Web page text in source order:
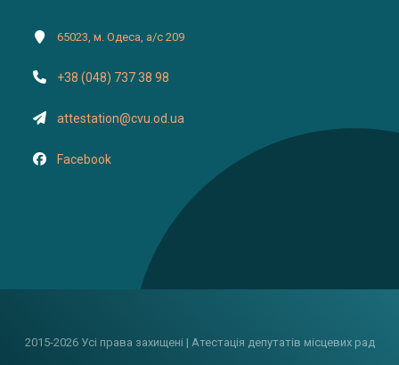
65023, м. Одеса, а/с 209
+38 (048) 737 38 98
attestation@cvu.od.ua
Facebook
2015-2026 Усі права захищені | Атестація депутатів місцевих рад